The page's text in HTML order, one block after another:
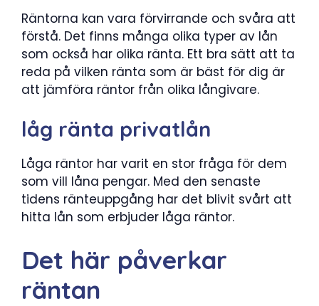
Räntorna kan vara förvirrande och svåra att
förstå. Det finns många olika typer av lån
som också har olika ränta. Ett bra sätt att ta
reda på vilken ränta som är bäst för dig är
att jämföra räntor från olika långivare.
låg ränta privatlån
Låga räntor har varit en stor fråga för dem
som vill låna pengar. Med den senaste
tidens ränteuppgång har det blivit svårt att
hitta lån som erbjuder låga räntor.
Det här påverkar
räntan